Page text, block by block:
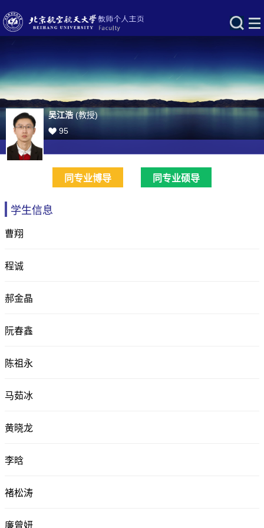
吴江浩(教授)
95
同专业博导 同专业硕导
学生信息
曹翔
程诚
郝金晶
阮春鑫
陈祖永
马茹冰
黄晓龙
李晗
褚松涛
廉曾妍